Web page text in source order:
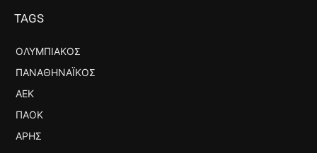
TAGS
ΟΛΥΜΠΙΑΚΌΣ
ΠΑΝΑΘΗΝΑΪΚΌΣ
ΑΕΚ
ΠΑΟΚ
ΆΡΗΣ